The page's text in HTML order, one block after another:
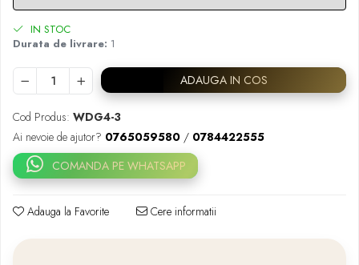
IN STOC
Durata de livrare: 1
ADAUGA IN COS
Cod Produs: WDG4-3
Ai nevoie de ajutor? 0765059580 / 0784422555
COMANDA PE WHATSAPP
Adauga la Favorite Cere informatii